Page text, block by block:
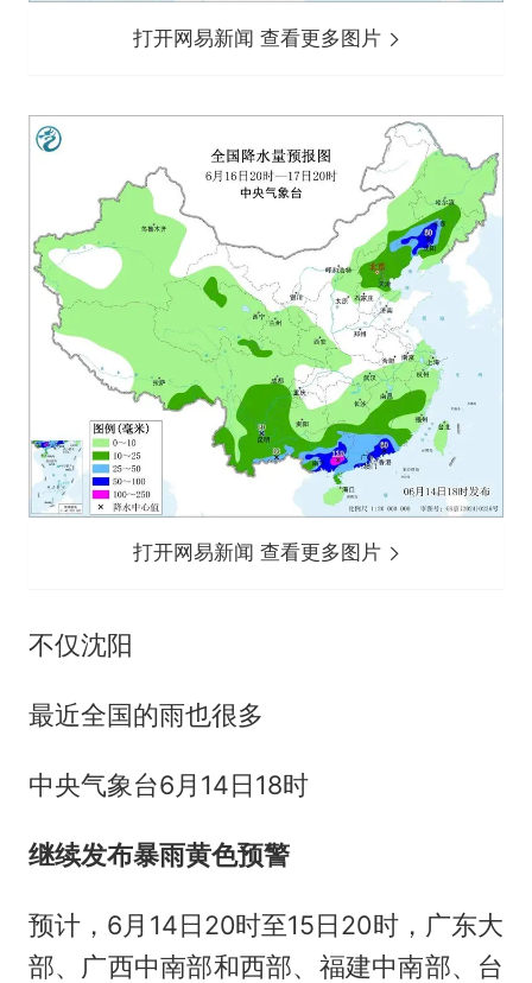
打开网易新闻 查看更多图片
打开网易新闻 查看更多图片
不仅沈阳
最近全国的雨也很多
中央气象台6月14日18时
继续发布暴雨黄色预警
预计，6月14日20时至15日20时，广东大
部、广西中南部和西部、福建中南部、台